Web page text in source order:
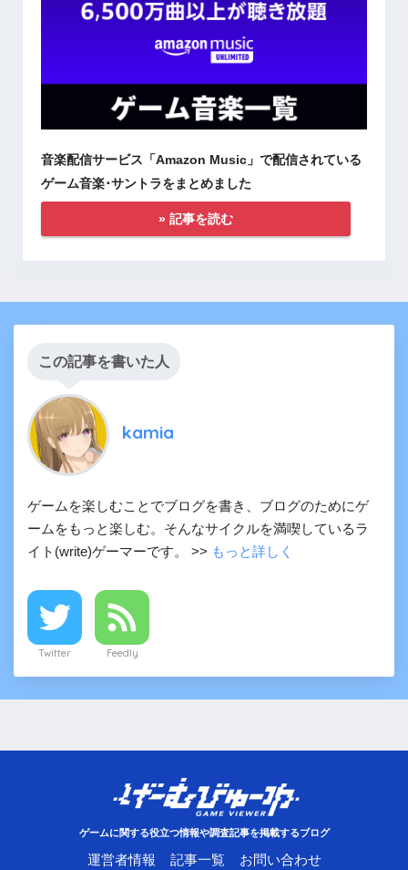
音楽配信サービス「Amazon Music」で配信されている
ゲーム音楽･サントラをまとめました
» 記事を読む
この記事を書いた人
kamia
ゲームを楽しむことでブログを書き、ブログのためにゲ
ームをもっと楽しむ。そんなサイクルを満喫しているラ
イト(write)ゲーマーです。 >> もっと詳しく
Twitter Feedly
ゲームに関する役立つ情報や調査記事を掲載するブログ
運営者情報 記事一覧 お問い合わせ